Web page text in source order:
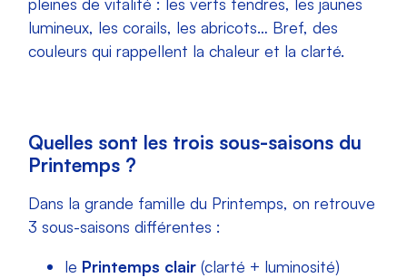
pleines de vitalité : les verts tendres, les jaunes
lumineux, les corails, les abricots… Bref, des
couleurs qui rappellent la chaleur et la clarté.
Quelles sont les trois sous-saisons du
Printemps ?
Dans la grande famille du Printemps, on retrouve
3 sous-saisons différentes :
le Printemps clair (clarté + luminosité)